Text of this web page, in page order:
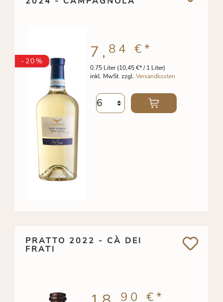
-20%
0.75 Liter(10,45 €* / 1 Liter)
inkl. MwSt. zzgl. Versandkosten
7, 84 €*
PRATTO 2022 - CÀ DEI
FRATI
90 €*